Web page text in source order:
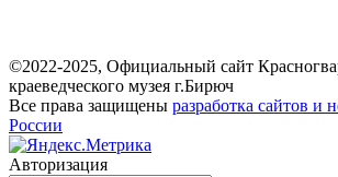
©2022-2025, Официальный сайт
краеведческого музея г.Бирюч
Все права защищены разработка сайтов и
России
Авторизация